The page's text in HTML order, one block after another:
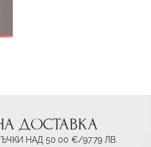
ДОСТАВКА
НАД 50.00 €/97.79 ЛВ.